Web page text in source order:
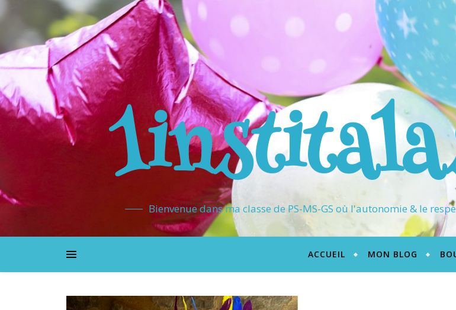
Bienvenue dans ma classe de PS-MS-GS où l'autonomie & le
ACCUEIL MON BLOG